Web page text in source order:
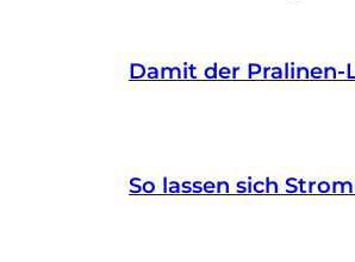
Damit der Pralinen-
So lassen sich